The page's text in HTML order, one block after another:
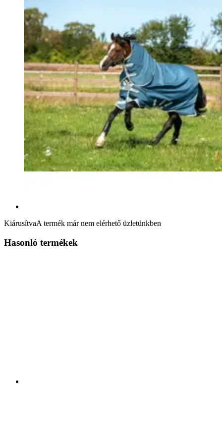
KiárusítvaA termék már nem elérhető üzletünkben
Hasonló termékek